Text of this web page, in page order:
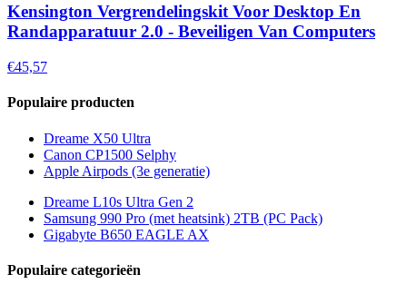
Kensington Vergrendelingskit Voor Desktop En
Randapparatuur 2.0 - Beveiligen Van Computers
€45,57
Populaire producten
Dreame X50 Ultra
Canon CP1500 Selphy
Apple Airpods (3e generatie)
Dreame L10s Ultra Gen 2
Samsung 990 Pro (met heatsink) 2TB (PC Pack)
Gigabyte B650 EAGLE AX
Populaire categorieën